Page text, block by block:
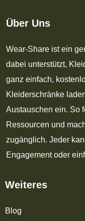
Über Uns
Wear-Share ist ein
dabei unterstützt,
ganz einfach,
Kleiderschränke
Austauschen ein. So
Ressourcen und
zugänglich. Jeder
Engagement oder
Weiteres
Blog